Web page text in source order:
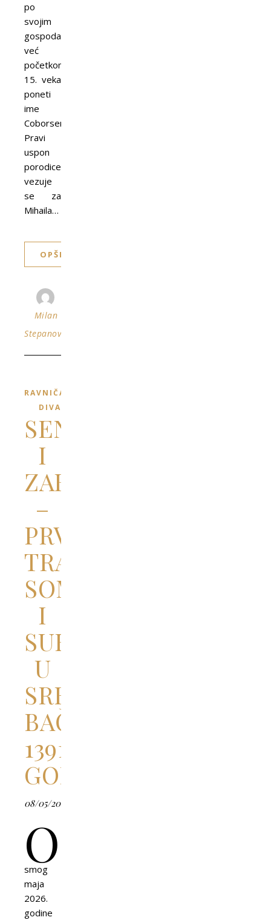
po
svojim
gospodarima,
već
početkom
15. veka
poneti
ime
Coborsentmihalj.
Pravi
uspon
porodice
vezuje
se za
Mihaila…
OPŠIRNIJE
Milan
Stepanović
RAVNIČARSKI
DIVANI
SENTMIHALJ
I
ZABOTKA
–
PRVI
TRAG
SOMBORA
I
SUBOTICE
U
SREDNJOVEKOVNOJ
BAČKOJ
1391.
GODINE
08/05/2026
O
smog
maja
2026.
godine